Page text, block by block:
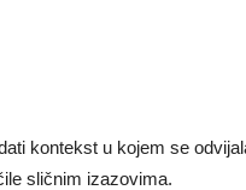
kontekst u kojem se
sličnim izazovima.